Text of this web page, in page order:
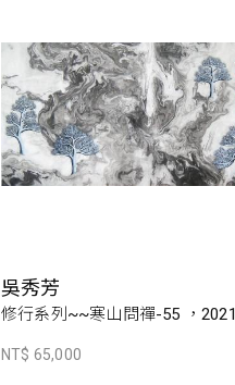
吳秀芳
修行系列~~寒山問禪-55 ，2021
NT$ 65,000